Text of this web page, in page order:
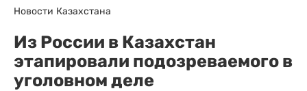
Новости Казахстана
Из России в Казахстан
этапировали подозреваемого в
уголовном деле